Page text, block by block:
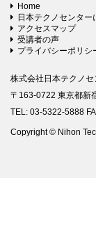
Home
日本テクノセンター
アクセスマップ
受講者の声
プライバシーポリシ
株式会社日本テクノセ
〒163-0722 東京都新
TEL: 03-5322-5888
Copyright © Nihon